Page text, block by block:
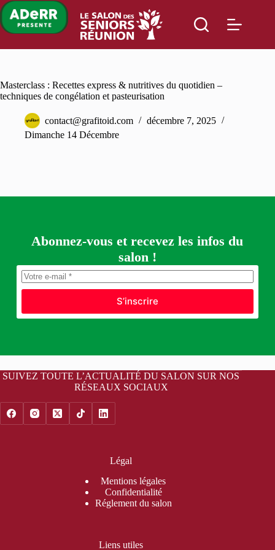
Passer
au
contenu
Masterclass : Recettes express & nutritives du quotidien –
techniques de congélation et pasteurisation
contact@grafitoid.com
décembre 7, 2025
Dimanche 14 Décembre
Abonnez-vous et recevez les infos du
salon !
S’inscrire
SUIVEZ TOUTE L’ACTUALITÉ DU SALON SUR NOS
RÉSEAUX SOCIAUX
Légal
Mentions légales
Confidentialité
Réglement du salon
Liens utiles